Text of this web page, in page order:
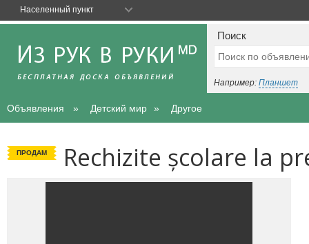
Поиск
Например: Планшет
Объявления Детский мир Другое
ПРОДАМ Rechizite școlare la
Населенный пункт